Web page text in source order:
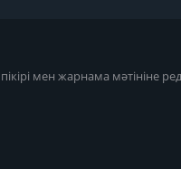
мен жарнама мәтініне